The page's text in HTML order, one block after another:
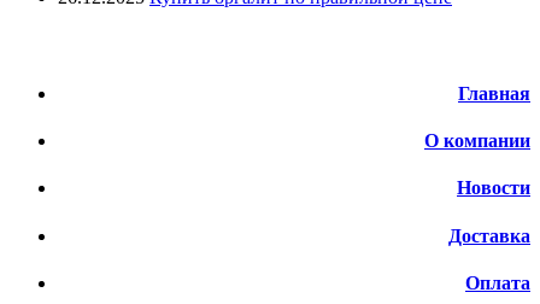
Главная
О компании
Новости
Доставка
Оплата